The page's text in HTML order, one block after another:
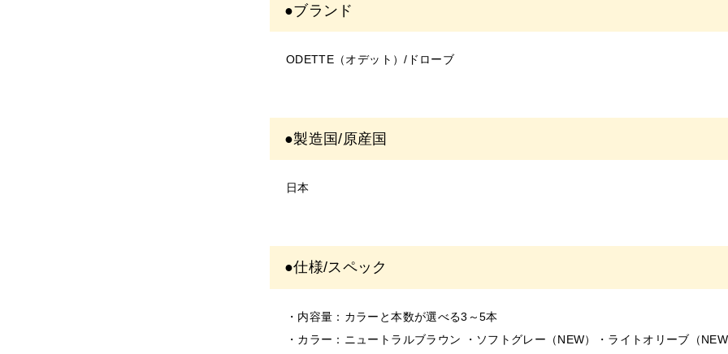
・入荷時期により、商品の仕様(デザイン、サイズ、カラー、素材、表記など)が変
＜ご使用について＞
・お肌に合わない場合は、ご使用をおやめください。
＜保存/保管/期限について＞
・直射日光のあたる場所には保管しないでください。
＜返品/交換について＞
・不良品、欠品につきましては商品到着後、1週間以内にご連絡ください。
・お客様のご都合による返品、交換はできません。
●ブランド
ODETTE（オデット）/ドローブ
●製造国/原産国
日本
●仕様/スペック
・内容量：カラーと本数が選べる3～5本
・カラー：ニュートラルブラウン ・ソフトグレー（NEW）・ライトオリーブ（